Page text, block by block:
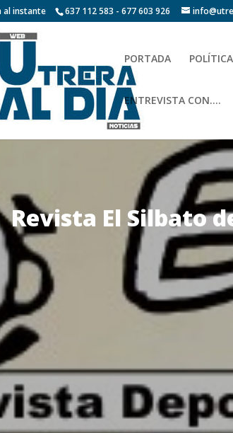
al instante 637 112 583 - 677 603 926
PORTADA POLÍTICA
ENTREVISTA CON….
Revista El Silbato